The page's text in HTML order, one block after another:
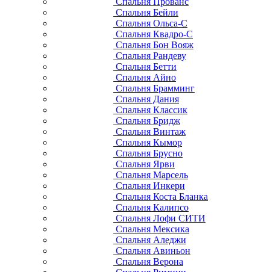
Спальня Бейли
Спальня Ольса-С
Спальня Квадро-С
Спальня Бон Вояж
Спальня Рандеву
Спальня Бетти
Спальня Айно
Спальня Брамминг
Спальня Дания
Спальня Классик
Спальня Бридж
Спальня Винтаж
Спальня Кымор
Спальня Брусно
Спальня Ярви
Спальня Марсель
Спальня Инкери
Спальня Коста Бланка
Спальня Калипсо
Спальня Лофи СИТИ
Спальня Мексика
Спальня Аледжи
Спальня Авиньон
Спальня Верона